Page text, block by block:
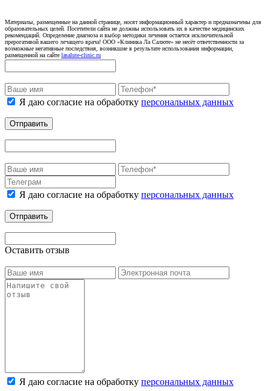
Материалы, размещенные на данной странице, носят информационный характер и предназначены для
образовательных целей. Посетители сайта не должны использовать их в качестве медицинских
рекомендаций. Определение диагноза и выбор методики лечения остается исключительной
прерогативой вашего лечащего врача! ООО «Клиника Ла Салюте» не несёт ответственности за
возможные негативные последствия, возникшие в результате использования информации,
размещенной на сайте lasalute-clinic.ru
Я даю согласие на обработку персональных данных
Отправить
Я даю согласие на обработку персональных данных
Отправить
Оставить отзыв
Я даю согласие на обработку персональных данных